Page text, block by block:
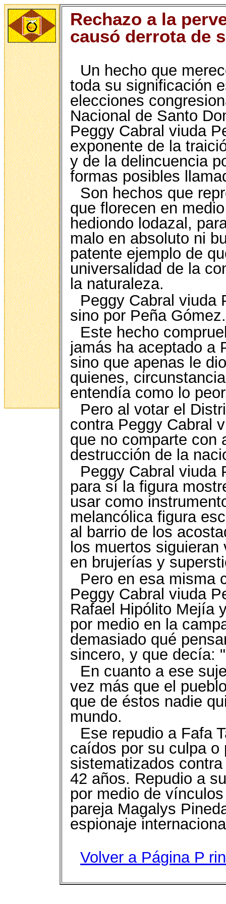
Rechazo a la
causó derrota de
Un hecho que
toda su significación
elecciones
Nacional de Santo
Peggy Cabral viuda
exponente de la
y de la delincuencia
formas posibles
Son hechos que
que florecen en
hediondo lodazal,
malo en absoluto ni
patente ejemplo de
universalidad de la
la naturaleza.
Peggy Cabral viuda
sino por Peña Gómez.
Este hecho
jamás ha aceptado a
sino que apenas le
quienes,
entendía como lo
Pero al votar el
contra Peggy Cabral
que no comparte con
destrucción de la
Peggy Cabral viuda
para sí la figura
usar como
melancólica figura
al barrio de los
los muertos
en brujerías y
Pero en esa misma
Peggy Cabral viuda
Rafael Hipólito Mejía
por medio en la
demasiado qué
sincero, y que decía:
En cuanto a ese
vez más que el
que de éstos nadie
mundo.
Ese repudio a Fafa
caídos por su culpa o
sistematizados
42 años. Repudio a
por medio de
pareja Magalys
espionaje
Volver a Página P